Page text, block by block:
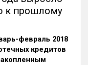
к прошлому
февраль 2018
кредитов